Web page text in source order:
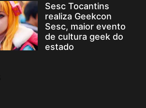
Sesc Tocantins
realiza Geekcon
Sesc, maior evento
de cultura geek do
estado